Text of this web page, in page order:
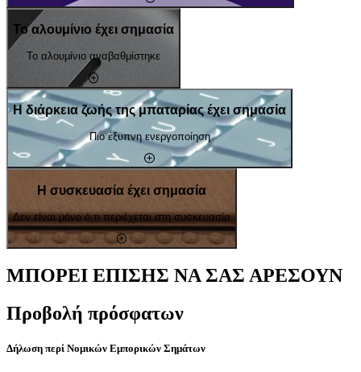
Το αλουμίνιο έχει σημασία
Το αλουμίνιο αναβαθμίστηκε
Η διάρκεια ζωής της μπαταρίας έχει σημασία
Πιο έξυπνη ενεργοποίηση
Η συσκευασία έχει σημασία
Δεν είναι μόνο ό,τι περιέχεται στη συσκευασία
ΜΠΟΡΕΙ ΕΠΙΣΗΣ ΝΑ ΣΑΣ ΑΡΕΣΟΥΝ
Προβολή πρόσφατων
Δήλωση περί Νομικών Εμπορικών Σημάτων